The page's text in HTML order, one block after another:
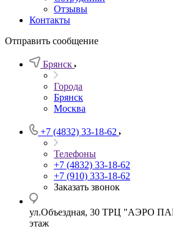
Отзывы
Контакты
Отправить сообщение
Брянск
Города
Брянск
Москва
+7 (4832) 33-18-62
Телефоны
+7 (4832) 33-18-62
+7 (910) 333-18-62
Заказать звонок
ул.Объездная, 30 ТРЦ "АЭРО
этаж